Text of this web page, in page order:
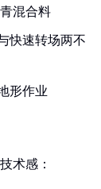
混合料
快速转场两不
形作业
术感：